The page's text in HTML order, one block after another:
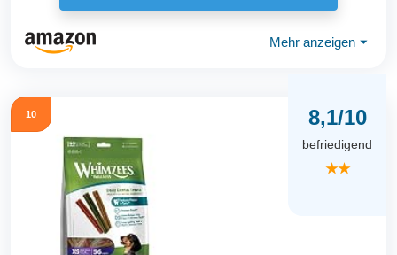
Mehr anzeigen ⏷
10 8,1/10
befriedigend
★★